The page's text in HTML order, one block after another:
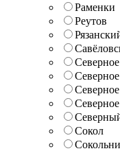
Раменки
Реутов
Сокол